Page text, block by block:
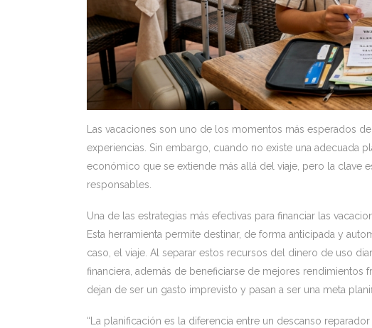
Las vacaciones son uno de los momentos más esperados
experiencias. Sin embargo, cuando no existe una adecuada
económico que se extiende más allá del viaje, pero la clave
responsables.
Una de las estrategias más efectivas para financiar las
Esta herramienta permite destinar, de forma anticipada y
caso, el viaje. Al separar estos recursos del dinero de uso
financiera, además de beneficiarse de mejores rendimientos
dejan de ser un gasto imprevisto y pasan a ser una meta
“La planificación es la diferencia entre un descanso